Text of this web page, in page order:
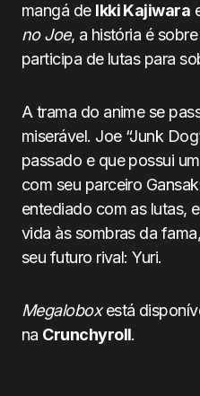
mangá de Ikki Kajiwara
no Joe, a história é
participa de lutas para
A trama do anime se
miserável. Joe “Junk
passado e que possui
com seu parceiro
entediado com as lutas,
vida às sombras da
seu futuro rival: Yuri.
Megaloboxestá
na Crunchyroll.